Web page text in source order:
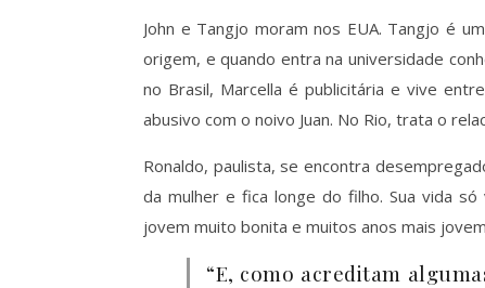
John e Tangjo moram nos EUA. Tangjo é
origem, e quando entra na universidade
no Brasil, Marcella é publicitária e vive
abusivo com o noivo Juan. No Rio, trata o
Ronaldo, paulista, se encontra
da mulher e fica longe do filho. Sua vida
jovem muito bonita e muitos anos mais
“E, como acreditam